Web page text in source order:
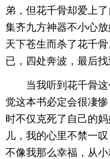
弟，但花千骨却爱上
集齐九方神器不小心
天下苍生而杀了花千
已，四处奔波，最后
当我听到花千骨
觉这本书必定会很凄
时不仅克死了自己的
儿，我的心里不禁一
不像我那么幸福，从小